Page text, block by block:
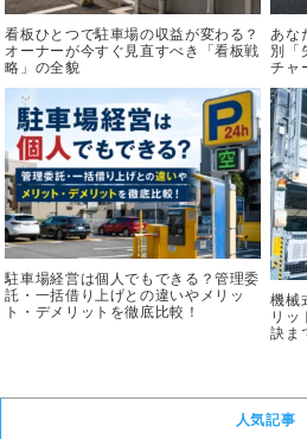
看板ひとつで駐車場の収益が変わる？
オーナーが今すぐ見直すべき「看板戦
略」の全貌
あな
別「
チャ
駐車場経営は個人でもできる？管理委
託・一括借り上げとの違いやメリッ
ト・デメリットを徹底比較！
機械
リッ
訣ま
人気記事